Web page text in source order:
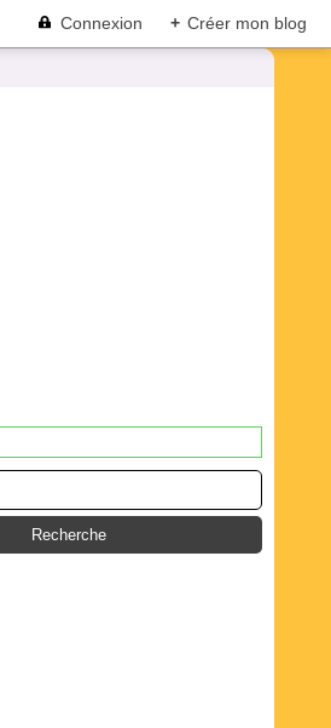
Connexion + Créer mon blog